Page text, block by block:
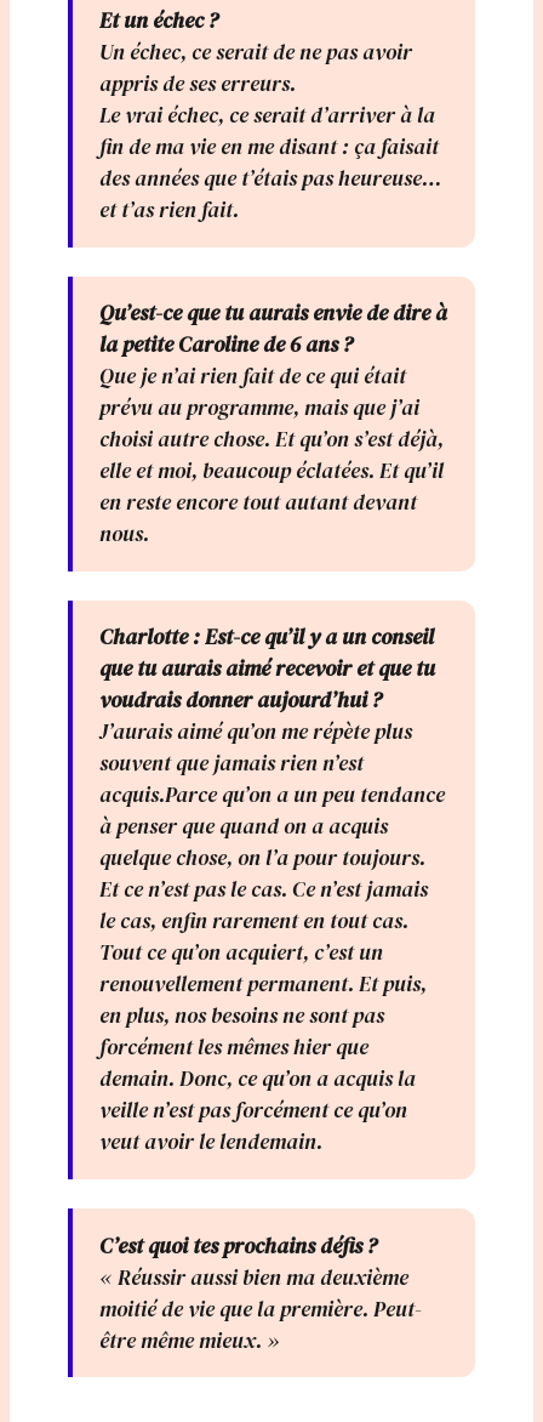
Et un échec ?
Un échec, ce serait de ne pas avoir
appris de ses erreurs.
Le vrai échec, ce serait d’arriver à la
fin de ma vie en me disant : ça faisait
des années que t’étais pas heureuse…
et t’as rien fait.
Qu’est-ce que tu aurais envie de dire à
la petite Caroline de 6 ans ?
Que je n’ai rien fait de ce qui était
prévu au programme, mais que j’ai
choisi autre chose. Et qu’on s’est déjà,
elle et moi, beaucoup éclatées. Et qu’il
en reste encore tout autant devant
nous.
Charlotte : Est-ce qu’il y a un conseil
que tu aurais aimé recevoir et que tu
voudrais donner aujourd’hui ?
J’aurais aimé qu’on me répète plus
souvent que jamais rien n’est
acquis.Parce qu’on a un peu tendance
à penser que quand on a acquis
quelque chose, on l’a pour toujours.
Et ce n’est pas le cas. Ce n’est jamais
le cas, enfin rarement en tout cas.
Tout ce qu’on acquiert, c’est un
renouvellement permanent. Et puis,
en plus, nos besoins ne sont pas
forcément les mêmes hier que
demain. Donc, ce qu’on a acquis la
veille n’est pas forcément ce qu’on
veut avoir le lendemain.
C’est quoi tes prochains défis ?
« Réussir aussi bien ma deuxième
moitié de vie que la première. Peut-
être même mieux. »